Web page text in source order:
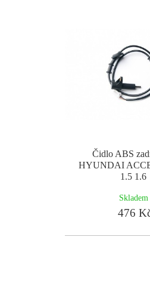
Čidlo ABS
HYUNDAI
1.5 1.6
Skladem
476